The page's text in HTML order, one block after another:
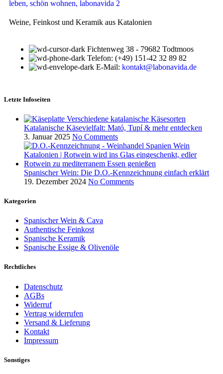
Weine, Feinkost und Keramik aus Katalonien
Fichtenweg 38 - 79682 Todtmoos
Telefon: (+49) 151-42 32 89 82
E-Mail: kontakt@labonavida.de
Letzte Infoseiten
Katalanische Käsevielfalt: Mató, Tupí & mehr entdecken
3. Januar 2025 No Comments
Spanischer Wein: Die D.O.-Kennzeichnung einfach erklärt
19. Dezember 2024 No Comments
Kategorien
Spanischer Wein & Cava
Authentische Feinkost
Spanische Keramik
Spanische Essige & Olivenöle
Rechtliches
Datenschutz
AGBs
Widerruf
Vertrag widerrufen
Versand & Lieferung
Kontakt
Impressum
Sonstiges